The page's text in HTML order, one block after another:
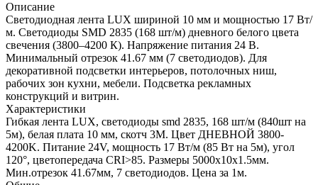
Описание
Светодиодная лента LUX шириной 10 мм и мощностью 17 Вт/
м. Светодиоды SMD 2835 (168 шт/м) дневного белого цвета
свечения (3800–4200 К). Напряжение питания 24 В.
Минимальный отрезок 41.67 мм (7 светодиодов). Для
декоративной подсветки интерьеров, потолочных ниш,
рабочих зон кухни, мебели. Подсветка рекламных
конструкций и витрин.
Характеристики
Гибкая лента LUX, светодиоды smd 2835, 168 шт/м (840шт на
5м), белая плата 10 мм, скотч 3М. Цвет ДНЕВНОЙ 3800-
4200K. Питание 24V, мощность 17 Вт/м (85 Вт на 5м), угол
120°, цветопередача CRI>85. Размеры 5000х10x1.5мм.
Мин.отрезок 41.67мм, 7 светодиодов. Цена за 1м.